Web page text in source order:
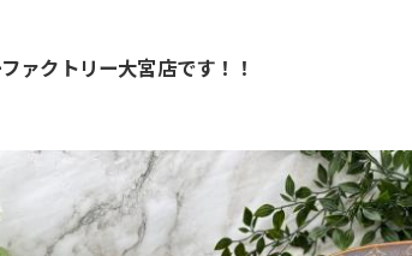
ァクトリー大宮店です！！